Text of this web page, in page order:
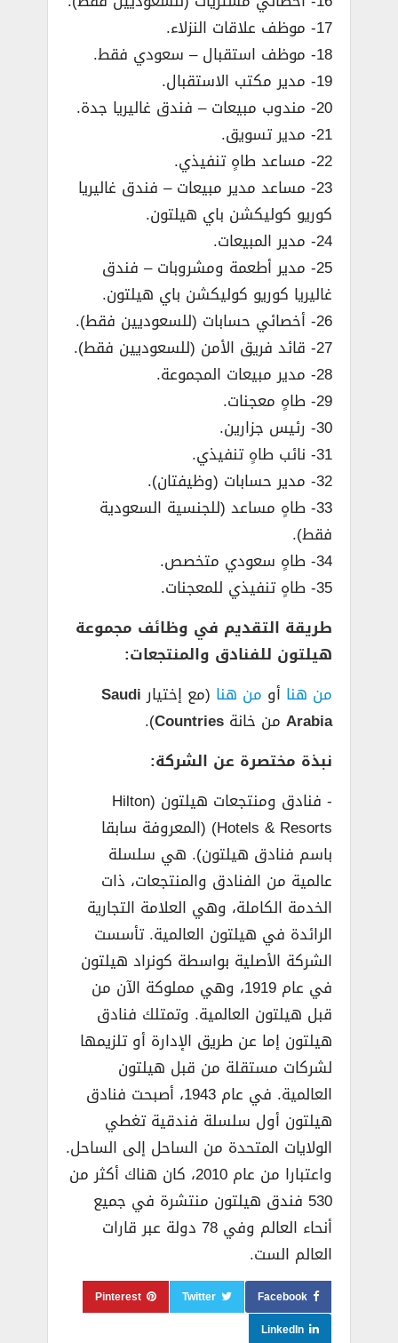
17- موظف علاقات النزلاء.
18- موظف استقبال – سعودي فقط.
19- مدير مكتب الاستقبال.
20- مندوب مبيعات – فندق غاليريا جدة.
21- مدير تسويق.
22- مساعد طاهٍ تنفيذي.
23- مساعد مدير مبيعات – فندق غاليريا
كوريو كوليكشن باي هيلتون.
24- مدير المبيعات.
25- مدير أطعمة ومشروبات – فندق
غاليريا كوريو كوليكشن باي هيلتون.
26- أخصائي حسابات (للسعوديين فقط).
27- قائد فريق الأمن (للسعوديين فقط).
28- مدير مبيعات المجموعة.
29- طاهٍ معجنات.
30- رئيس جزارين.
31- نائب طاهٍ تنفيذي.
32- مدير حسابات (وظيفتان).
33- طاهٍ مساعد (للجنسية السعودية
فقط).
34- طاهٍ سعودي متخصص.
35- طاهٍ تنفيذي للمعجنات.
طريقة التقديم في وظائف مجموعة
هيلتون للفنادق والمنتجعات:
من هنا أو من هنا (مع إختيارSaudi
Arabia من خانة Countries
).
نبذة مختصرة عن الشركة:
­- فنادق ومنتجعات هيلتون (Hilton
Hotels & Resorts)‏ (المعروفة سابقا
باسم فنادق هيلتون). هي سلسلة
عالمية من الفنادق والمنتجعات، ذات
الخدمة الكاملة، وهي العلامة التجارية
الرائدة في هيلتون العالمية. تأسست
الشركة الأصلية بواسطة كونراد هيلتون
في عام 1919، وهي مملوكة الآن من
قبل هيلتون العالمية. وتمتلك فنادق
هيلتون إما عن طريق الإدارة أو تلزيمها
لشركات مستقلة من قبل هيلتون
العالمية. في عام 1943، أصبحت فنادق
هيلتون أول سلسلة فندقية تغطي
الولايات المتحدة من الساحل إلى الساحل.
واعتبارا من عام 2010، كان هناك أكثر من
530 فندق هيلتون منتشرة في جميع
أنحاء العالم وفي 78 دولة عبر قارات
العالم الست.
Facebook
Twitter
Pinterest
LinkedIn